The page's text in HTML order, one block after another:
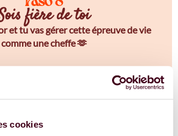
cookies
fière de toi
et tu vas gérer cette épreuve de vie
comme une cheffe 🫶